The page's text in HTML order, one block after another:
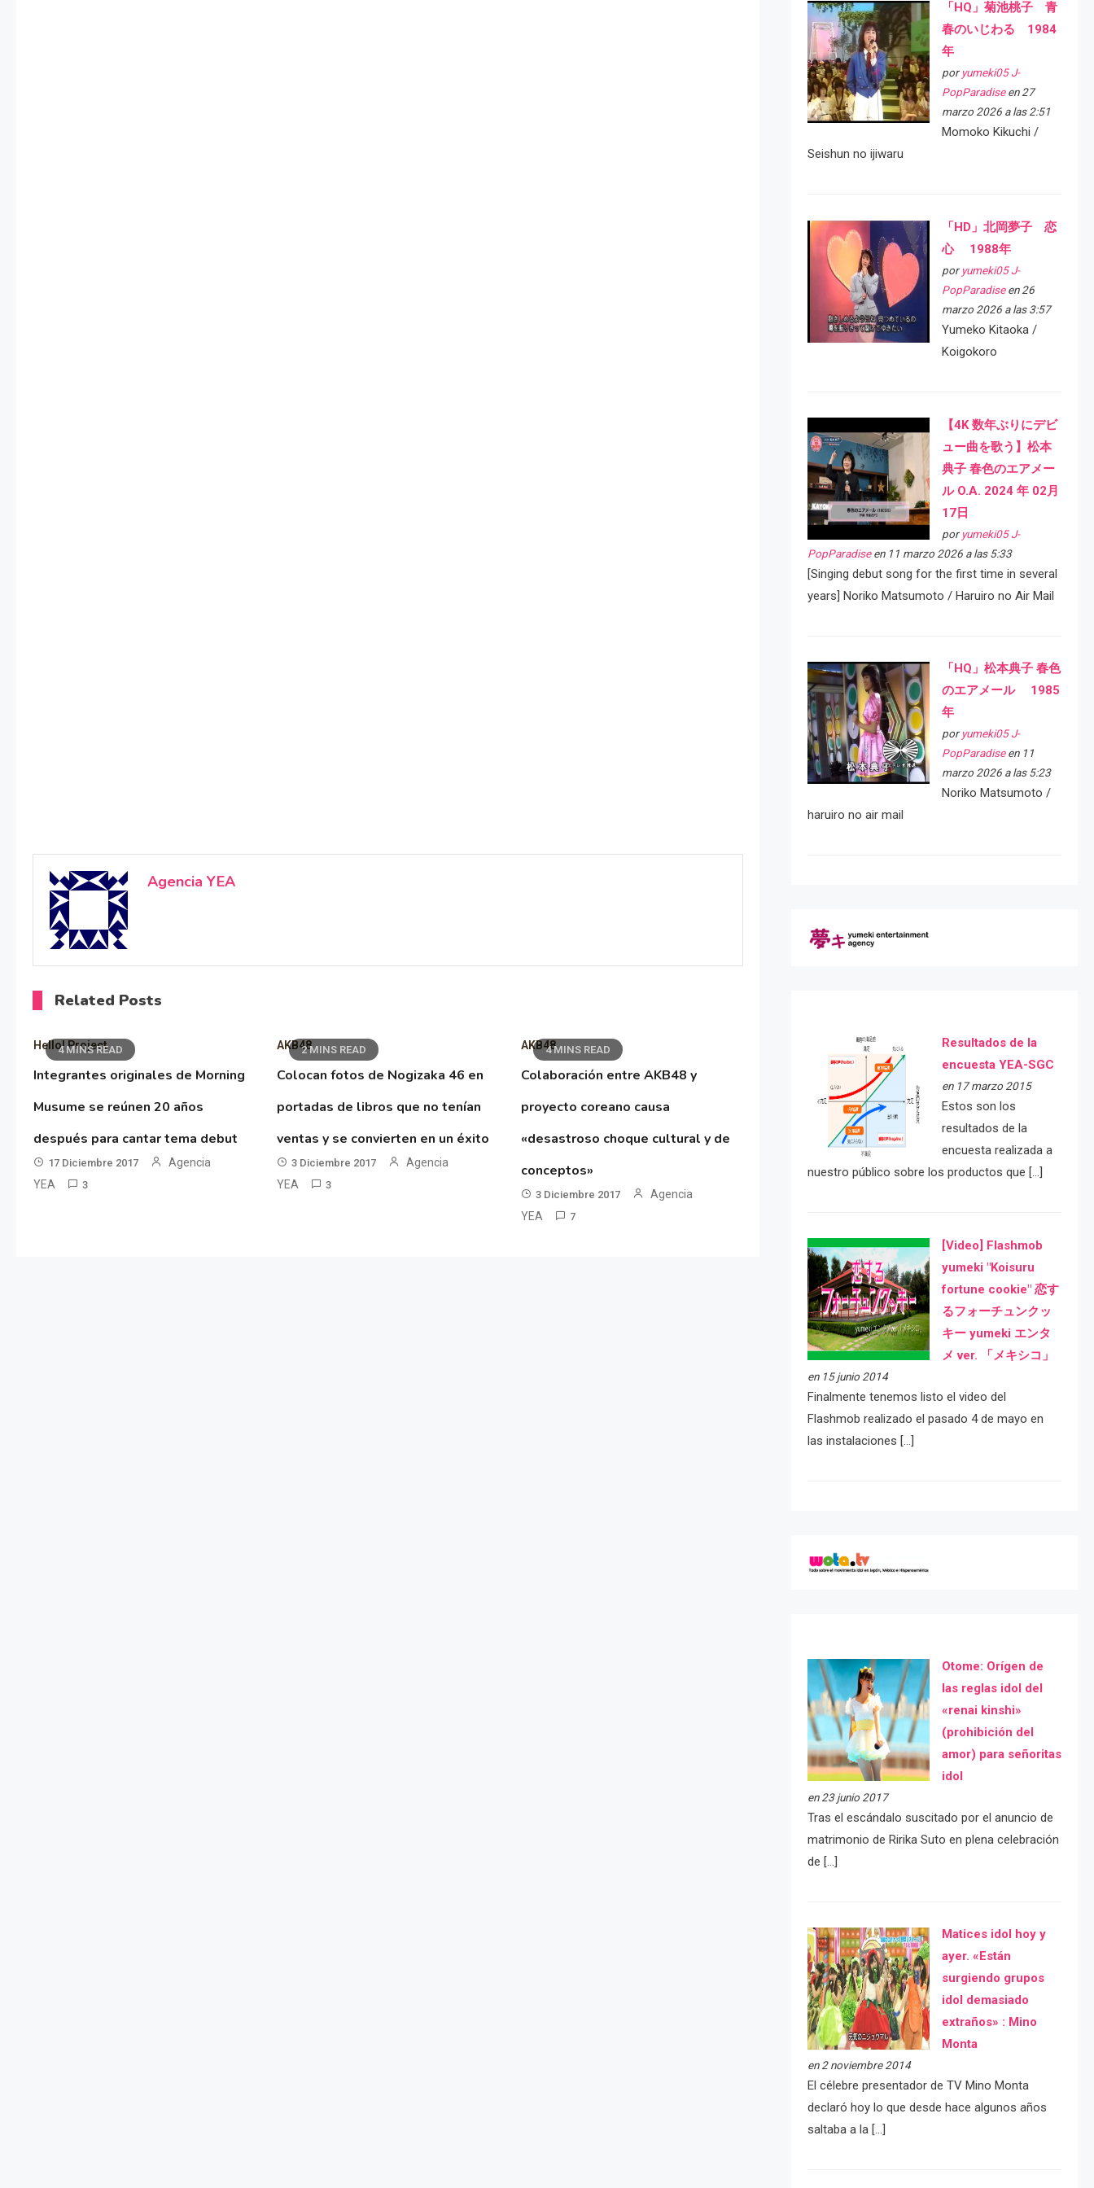
Agencia YEA
Related Posts
4 MINS READ
Hello! Project
Integrantes originales de Morning
Musume se reúnen 20 años
después para cantar tema debut
17 Diciembre 2017
Agencia
YEA
3
2 MINS READ
AKB48
Colocan fotos de Nogizaka 46 en
portadas de libros que no tenían
ventas y se convierten en un éxito
3 Diciembre 2017
Agencia
YEA
3
4 MINS READ
AKB48
Colaboración entre AKB48 y
proyecto coreano causa
«desastroso choque cultural y de
conceptos»
3 Diciembre 2017
Agencia
YEA
7
「HQ」菊池桃子 青
春のいじわる 1984
年
por yumeki05 J-
PopParadiseen 27
marzo 2026 a las 2:51
Momoko Kikuchi /
Seishun no ijiwaru
「HD」北岡夢子 恋
心 1988年
por yumeki05 J-
PopParadiseen 26
marzo 2026 a las 3:57
Yumeko Kitaoka /
Koigokoro
【4K 数年ぶりにデビ
ュー曲を歌う】松本
典子 春色のエアメー
ル O.A. 2024 年 02月
17日
por yumeki05 J-
PopParadiseen 11 marzo 2026 a las 5:33
[Singing debut song for the first time in several
years] Noriko Matsumoto / Haruiro no Air Mail
「HQ」松本典子 春色
のエアメール 1985
年
por yumeki05 J-
PopParadiseen 11
marzo 2026 a las 5:23
Noriko Matsumoto /
haruiro no air mail
Resultados de la
encuesta YEA-SGC
en 17 marzo 2015
Estos son los
resultados de la
encuesta realizada a
nuestro público sobre los productos que […]
[Video] Flashmob
yumeki "Koisuru
fortune cookie" 恋す
るフォーチュンクッ
キー yumeki エンタ
メ ver. 「メキシコ」
en 15 junio 2014
Finalmente tenemos listo el video del
Flashmob realizado el pasado 4 de mayo en
las instalaciones […]
Otome: Orígen de
las reglas idol del
«renai kinshi»
(prohibición del
amor) para señoritas
idol
en 23 junio 2017
Tras el escándalo suscitado por el anuncio de
matrimonio de Ririka Suto en plena celebración
de […]
Matices idol hoy y
ayer. «Están
surgiendo grupos
idol demasiado
extraños» : Mino
Monta
en 2 noviembre 2014
El célebre presentador de TV Mino Monta
declaró hoy lo que desde hace algunos años
saltaba a la […]